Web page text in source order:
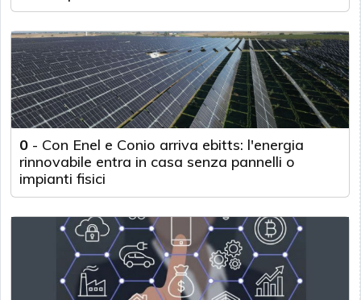
0 - Con Enel e Conio arriva ebitts: l'energia
rinnovabile entra in casa senza pannelli o
impianti fisici